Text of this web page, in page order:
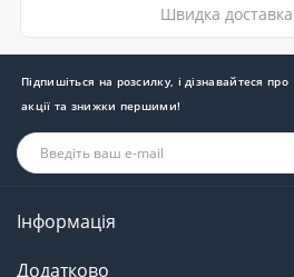
Швидка доставка
Підпишіться на розсилку, і дізнавайтеся про
акції та знижки першими!
Інформація
Додатково